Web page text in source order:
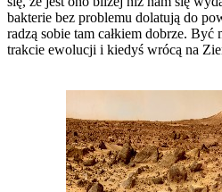
bakterie bez problemu dolatują do
radzą sobie tam całkiem dobrze. Być
trakcie ewolucji i kiedyś wrócą na